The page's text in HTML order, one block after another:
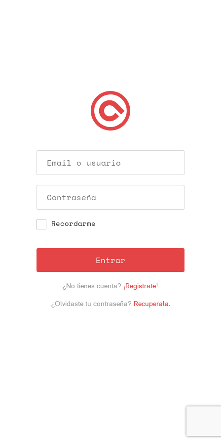
Recordarme
Entrar
¿No tienes cuenta? ¡Registrate!
¿Olvidaste tu contraseña? Recuperala.